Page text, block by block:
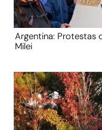
Argentina: Protestas
Milei